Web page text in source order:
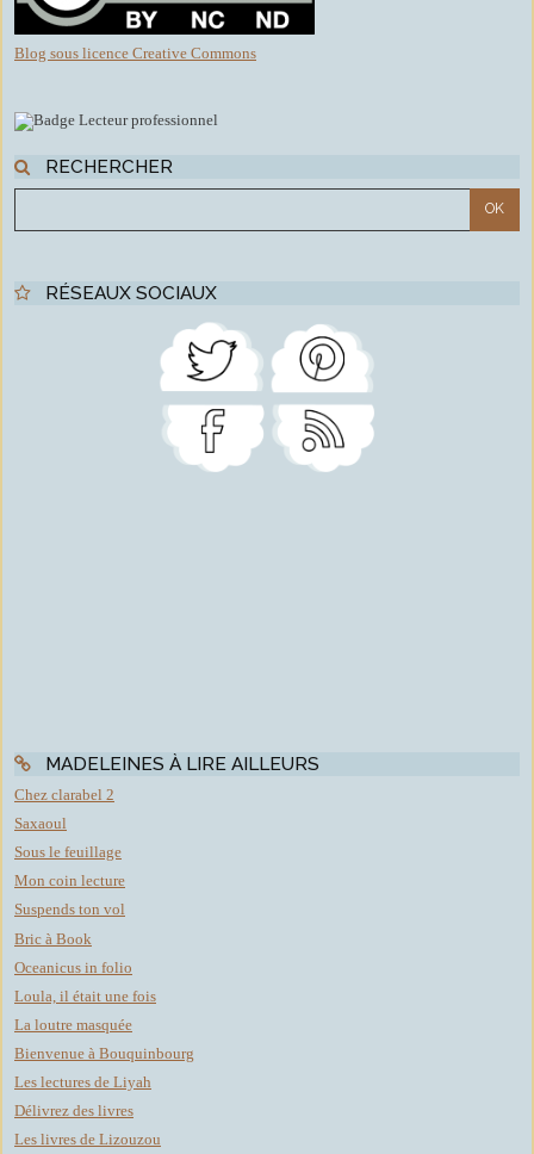
Blog sous licence Creative Commons
RECHERCHER
RÉSEAUX SOCIAUX
MADELEINES À LIRE AILLEURS
Chez clarabel 2
Saxaoul
Sous le feuillage
Mon coin lecture
Suspends ton vol
Bric à Book
Oceanicus in folio
Loula, il était une fois
La loutre masquée
Bienvenue à Bouquinbourg
Les lectures de Liyah
Délivrez des livres
Les livres de Lizouzou